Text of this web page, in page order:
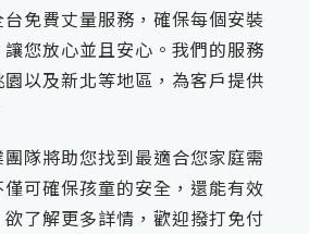
免費丈量服務，確保每個安裝
您放心並且安心。我們的服務
以及新北等地區，為客戶提供
隊將助您找到最適合您家庭需
可確保孩童的安全，還能有效
了解更多詳情，歡迎撥打免付